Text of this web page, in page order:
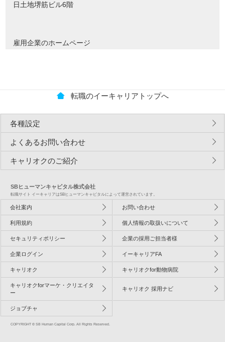
日土地堺筋ビル6階
雇用企業のホームページ
転職のイーキャリアトップへ
各種設定
よくあるお問い合わせ
キャリオクのご紹介
SBヒューマンキャピタル株式会社
転職サイト イーキャリアはSBヒューマンキャピタルによって運営されています。
会社案内 お問い合わせ
利用規約 個人情報の取扱いについて
セキュリティポリシー 企業の採用ご担当者様
企業ログイン イーキャリアFA
キャリオク キャリオクfor動物病院
キャリオクforマーケ・クリエイタ
ー
キャリオク 採用ナビ
ジョブチャ
COPYRIGHT © SB Human Capital Corp. All Rights Reserved.